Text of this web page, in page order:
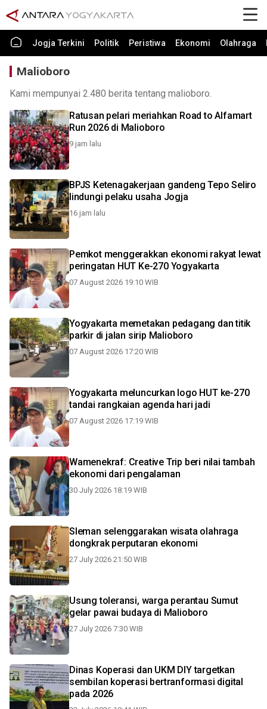
Jogja Terkini Politik Peristiwa Ekonomi Olahraga
Malioboro
Kami mempunyai 2.480 berita tentang malioboro.
Ratusan pelari meriahkan Road to Alfamart
Run 2026 di Malioboro
9 jam lalu
BPJS Ketenagakerjaan gandeng Tepo Seliro
lindungi pelaku usaha Jogja
16 jam lalu
Pemkot menggerakkan ekonomi rakyat lewat
peringatan HUT Ke-270 Yogyakarta
07 August 2026 19:10 WIB
Yogyakarta memetakan pedagang dan titik
parkir di jalan sirip Malioboro
07 August 2026 17:20 WIB
Yogyakarta meluncurkan logo HUT ke-270
tandai rangkaian agenda hari jadi
07 August 2026 17:19 WIB
Wamenekraf: Creative Trip beri nilai tambah
ekonomi dari pengalaman
30 July 2026 18:19 WIB
Sleman selenggarakan wisata olahraga
dongkrak perputaran ekonomi
27 July 2026 21:50 WIB
Usung toleransi, warga perantau Sumut
gelar pawai budaya di Malioboro
27 July 2026 7:30 WIB
Dinas Koperasi dan UKM DIY targetkan
sembilan koperasi bertranformasi digital
pada 2026